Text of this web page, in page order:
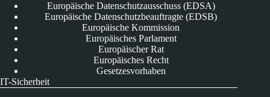
Europäische Datenschutzausschuss (EDSA)
Europäische Datenschutzbeauftragte (EDSB)
Europäische Kommission
Europäisches Parlament
Europäischer Rat
Europäisches Recht
Gesetzesvorhaben
IT-Sicherheit